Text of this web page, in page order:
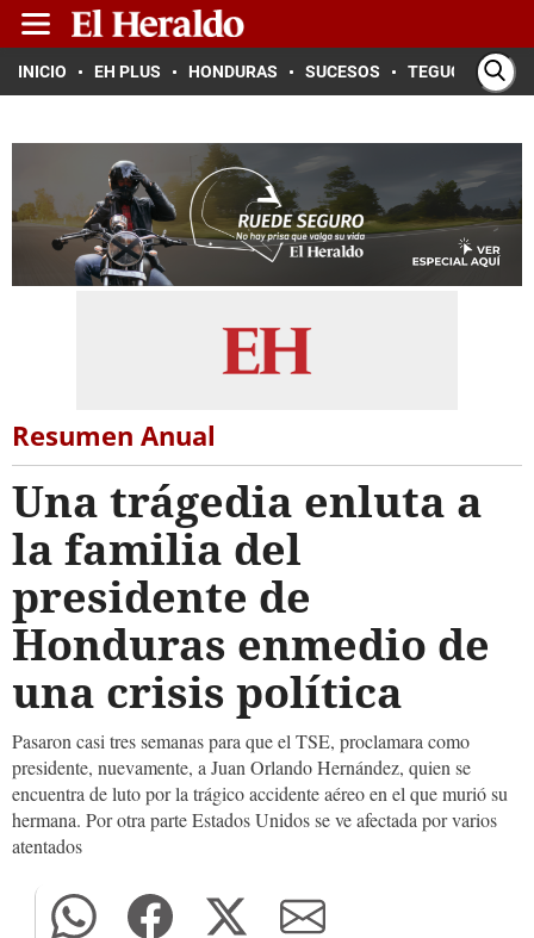
INICIO EH PLUS HONDURAS SUCESOS TEGUCIGALPA
Resumen Anual
Una trágedia enluta a
la familia del
presidente de
Honduras enmedio de
una crisis política
Pasaron casi tres semanas para que el TSE, proclamara como
presidente, nuevamente, a Juan Orlando Hernández, quien se
encuentra de luto por la trágico accidente aéreo en el que murió su
hermana. Por otra parte Estados Unidos se ve afectada por varios
atentados